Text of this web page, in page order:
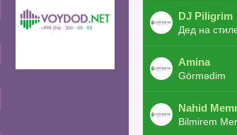
DJ Piligrim
Дед на
Amina
Görmədim
Nahid
Bilmirem